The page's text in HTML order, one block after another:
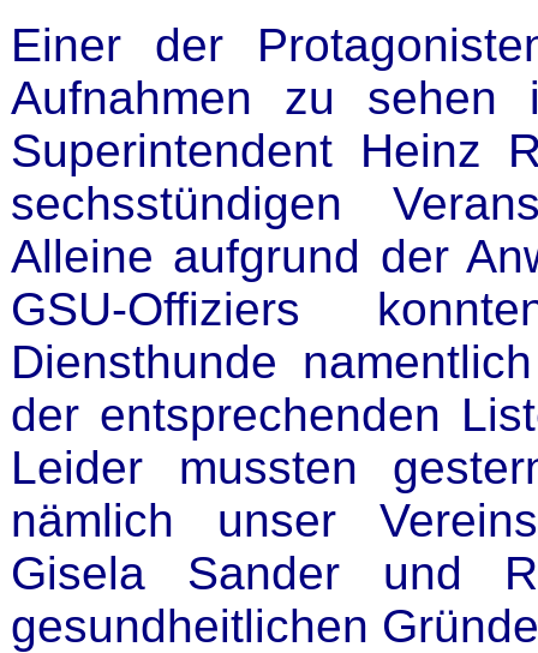
Einer der
Aufnahmen zu
Superintendent Heinz
sechsstündigen
Alleine aufgrund der
GSU-Offiziers
Diensthunde
der entsprechenden
Leider mussten
nämlich unser
Gisela Sander und
gesundheitlichen